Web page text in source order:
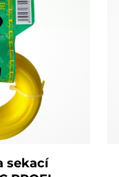
sekací